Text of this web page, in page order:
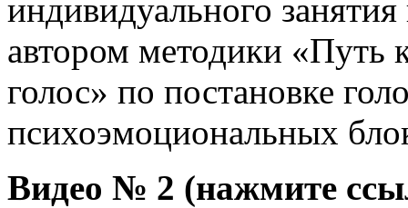
индивидуального
автором методики «Путь
голос» по постановке
психоэмоциональных
Видео № 2 (нажмите